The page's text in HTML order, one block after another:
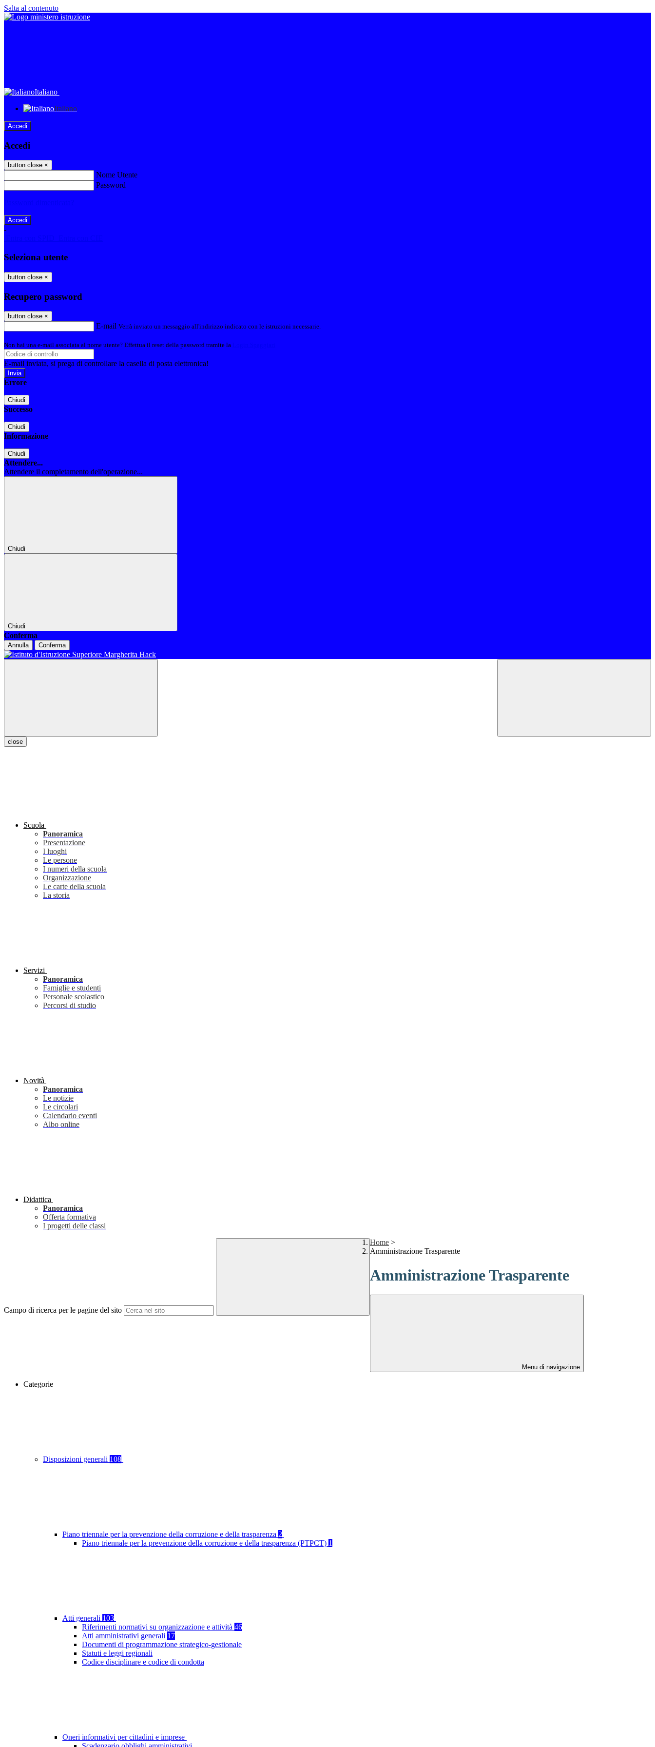
Salta al contenuto
Italiano
Italiano
Accedi
Accedi
button close ×
Nome Utente
Password
-
Seleziona utente
button close ×
Recupero password
button close ×
E-mail Verrà inviato un messaggio all'indirizzo indicato con le istruzioni necessarie.
Non hai una e-mail associata al nome utente? Effettua il reset della password tramite la
E-mail inviata, si prega di controllare la casella di posta elettronica!
Errore
Chiudi
Successo
Chiudi
Informazione
Chiudi
Attendere...
Attendere il completamento dell'operazione...
Chiudi
Chiudi
Conferma
Annulla Conferma
close
Scuola
Panoramica
Presentazione
I luoghi
Le persone
I numeri della scuola
Organizzazione
Le carte della scuola
La storia
Servizi
Panoramica
Famiglie e studenti
Personale scolastico
Percorsi di studio
Novità
Panoramica
Le notizie
Le circolari
Calendario eventi
Albo online
Didattica
Panoramica
Offerta formativa
I progetti delle classi
Campo di ricerca per le pagine del sito
Home >
Amministrazione Trasparente
Amministrazione Trasparente
Menu di navigazione
Categorie
Disposizioni generali 108
Piano triennale per la prevenzione della corruzione e della trasparenza 2
Piano triennale per la prevenzione della corruzione e della trasparenza (PTPCT) 1
Atti generali 103
Riferimenti normativi su organizzazione e attività 46
Atti amministrativi generali 17
Documenti di programmazione strategico-gestionale
Statuti e leggi regionali
Codice disciplinare e codice di condotta
Oneri informativi per cittadini e imprese